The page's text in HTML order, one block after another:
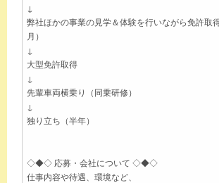
↓
弊社ほかの事業の見学＆体験を行いながら免許取
月）
↓
大型免許取得
↓
先輩車両横乗り（同乗研修）
↓
独り立ち（半年）
◇◆◇ 応募・会社について ◇◆◇
仕事内容や待遇、環境など、